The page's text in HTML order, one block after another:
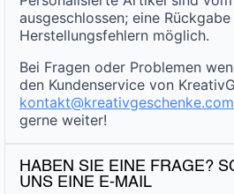
ausgeschlossen; eine
Herstellungsfehlern möglich.
Bei Fragen oder Problemen
den Kundenservice von
kontakt@kreativgeschenke.com
gerne weiter!
HABEN SIE EINE FRAGE?
UNS EINE E-MAIL